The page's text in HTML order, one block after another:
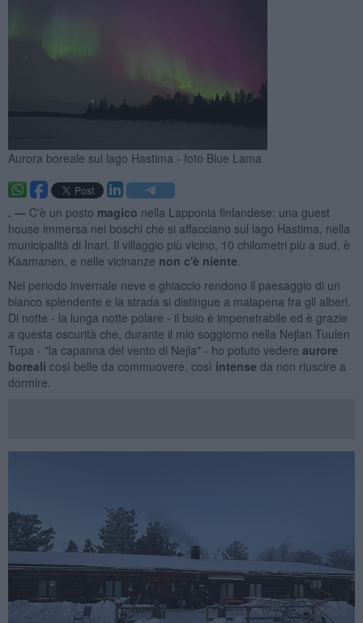
Aurora boreale sul lago Hastima - foto Blue Lama
. — C'è un posto magico nella Lapponia finlandese: una guest
house immersa nei boschi che si affacciano sul lago Hastima, nella
municipalità di Inari. Il villaggio più vicino, 10 chilometri più a sud, è
Kaamanen, e nelle vicinanze non c'è niente
Nel periodo invernale neve e ghiaccio rendono il paesaggio di un
bianco splendente e la strada si distingue a malapena fra gli alberi.
Di notte - la lunga notte polare - il buio è impenetrabile ed è grazie
a questa oscurità che, durante il mio soggiorno nella Nejlan Tuulen
Tupa - "la capanna del vento di Nejla" - ho potuto vedere aurore
boreali così belle da commuovere, così intense da non riuscire a
dormire.